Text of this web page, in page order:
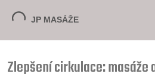
Zlepšení cirkulace: